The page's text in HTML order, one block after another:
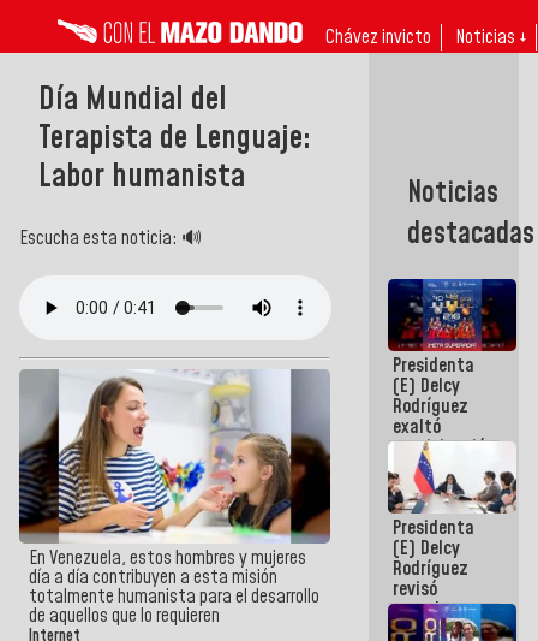
Chávez invicto Noticias ↓
Día Mundial del
Terapista de Lenguaje:
Labor humanista
Escucha esta noticia: 🔊
En Venezuela, estos hombres y mujeres
día a día contribuyen a esta misión
totalmente humanista para el desarrollo
de aquellos que lo requieren
Internet
Noticias
destacadas
Presidenta
(E) Delcy
Rodríguez
exaltó
participación
de
Venezuela
en Juegos
Centroamericanos
y del Caribe
2026
Presidenta
(E) Delcy
Rodríguez
revisó
agenda
económica y